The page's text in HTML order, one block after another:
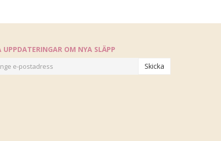
UPPDATERINGAR OM NYA SLÄPP
Skicka